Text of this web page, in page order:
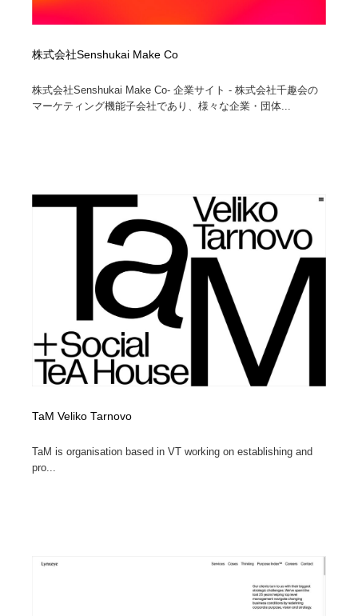
株式会社Senshukai Make Co
株式会社Senshukai Make Co- 企業サイト - 株式会社千趣会の
マーケティング機能子会社であり、様々な企業・団体...
TaM Veliko Tarnovo
TaM is organisation based in VT working on establishing and
pro...